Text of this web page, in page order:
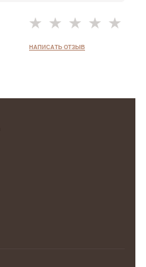
НАПИСАТЬ ОТЗЫВ